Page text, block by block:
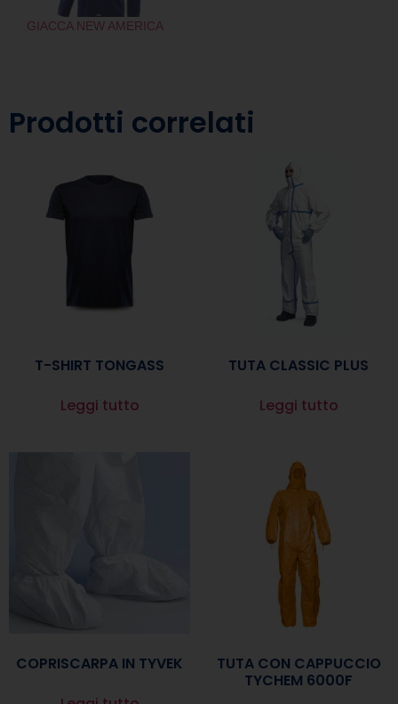
GIACCA NEW AMERICA
Prodotti correlati
T-SHIRT TONGASS
Leggi tutto
TUTA CLASSIC PLUS
Leggi tutto
COPRISCARPA IN TYVEK
TUTA CON CAPPUCCIO
TYCHEM 6000F